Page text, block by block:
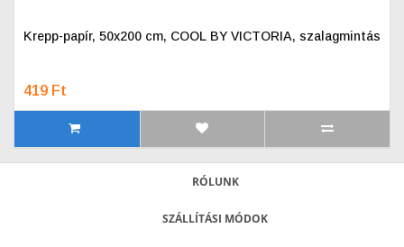
Krepp-papír, 50x200 cm, COOL BY VICTORIA, szalagmintás
419 Ft
RÓLUNK
SZÁLLÍTÁSI MÓDOK